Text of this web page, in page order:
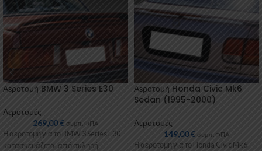
Αεροτομή BMW 3 Series E30
Αεροτομές
269,00€ συμπ. ΦΠΑ
Η αεροτομή για το BMW 3 Series E30
κατασκευάζεται από σκληρή
Αεροτομή Honda Civic Mk6
Sedan (1995-2000)
Αεροτομές
149,00€ συμπ. ΦΠΑ
Η αεροτομή για το Honda Civic Mk6